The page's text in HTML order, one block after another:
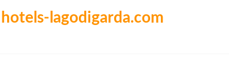
lagodigarda.com